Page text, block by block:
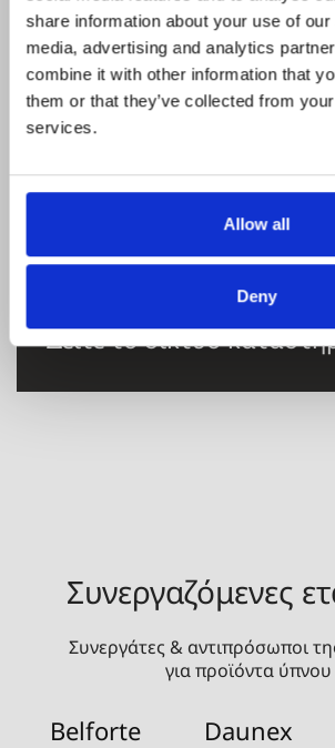
share information about your use of
media, advertising and analytics
combine it with other information that
them or that they’ve collected from
services.
Allow all
Deny
STROMECO
στόλος
Δείτε το δίκτυο
Συνεργαζόμενες
Συνεργάτες & αντιπρόσωποι
για προϊόντα ύπνου
Belforte Daunex